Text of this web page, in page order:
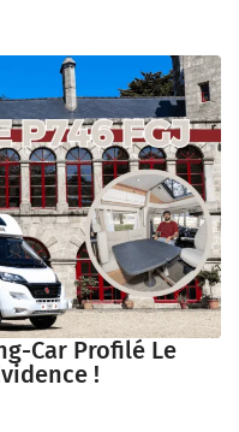
Car Profilé Le
!